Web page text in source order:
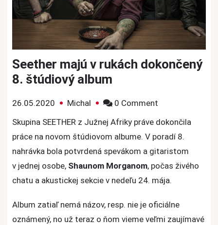
Seether majú v rukách dokončený
8. štúdiový album
26.05.2020 Michal 0 Comment
v
rukách
dokončený
8.
album
Skupina SEETHER z Južnej Afriky práve dokončila
práce na novom štúdiovom albume. V poradí 8.
nahrávka bola potvrdená spevákom a gitaristom
v jednej osobe, Shaunom Morganom, počas živého
chatu a akustickej sekcie v nedeľu 24. mája.
Album zatiaľ nemá názov, resp. nie je oficiálne
oznámený, no už teraz o ňom vieme veľmi zaujímavé